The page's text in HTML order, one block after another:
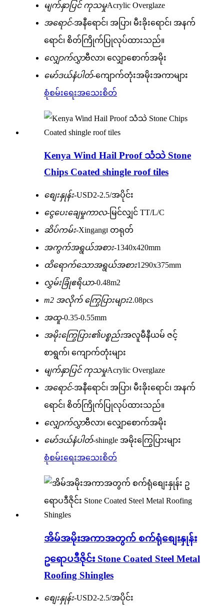
မျက်နှာပြင် ကုသမှုAcrylic Overglaze
အရောင်-အနီရောင်၊ အပြာ၊ မီးခိုးရောင်၊ အနက်
ရောင်၊ စိတ်ကြိုက်ပြုလုပ်ထားသည်။
လျှောက်လွှာဗီလာ၊ လျှောစောက်အမိုး
မော်ဒယ်နံပါတ်-ကျောက်တုံးအမိုးအကာများ
စုံစမ်းရေးအသေးစိတ်
Kenya Wind Hail Proof သံသဲ Stone
Chips Coated shingle roof tiles
စျေးနှုန်း-USD2-2.5/အပိုင်း
ငွေပေးချေမှုကာလ- မြင်လျှင် TT/L/C
ဆိပ်ကမ်း-Xingang၊ တရုတ်
အကွက်အရွယ်အစား-1340x420mm
ထိရောက်သောအရွယ်အစား1290x375mm
လွှမ်းခြုံဧရိယာ-0.48m2
m2 အလိုက် ကြွေပြားများ2.08pcs
အထူ-0.35-0.55mm
အမိုးကြွေပြား၏ပစ္စည်းအလူမီနီယမ် ဇင့်
စာရွက်၊ ကျောက်တုံးများ
မျက်နှာပြင် ကုသမှုAcrylic Overglaze
အရောင်-အနီရောင်၊ အပြာ၊ မီးခိုးရောင်၊ အနက်
ရောင်၊ စိတ်ကြိုက်ပြုလုပ်ထားသည်။
လျှောက်လွှာဗီလာ၊ လျှောစောက်အမိုး
မော်ဒယ်နံပါတ်-shingle အမိုးကြွေပြားများ
စုံစမ်းရေးအသေးစိတ်
အိမ်အမိုးအကာအတွက် စက်ရုံစျေးနှုန်း
ဥရောပဒီဇိုင်း Stone Coated Steel Metal
Roofing Shingles
စျေးနှုန်း-USD2-2.5/အပိုင်း